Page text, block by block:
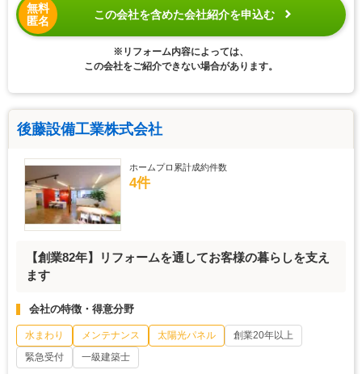
無料
匿名
この会社を含めた会社紹介を申込む
※リフォーム内容によっては、
この会社をご紹介できない場合があります。
後藤設備工業株式会社
ホームプロ累計成約件数
4件
【創業82年】リフォームを通してお客様の暮らしを支え
ます
会社の特徴・得意分野
水まわり メンテナンス 太陽光パネル
創業20年以上
緊急受付
一級建築士